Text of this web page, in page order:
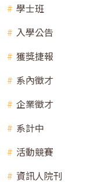
學士班
入學公告
獲獎捷報
系內徵才
企業徵才
系計中
活動競賽
資訊人院刊